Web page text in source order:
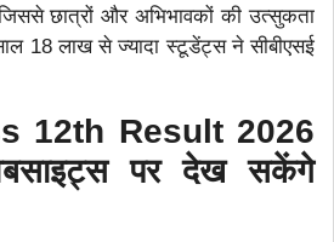
छात्रों और अभिभावकों की उत्सुकता
18 लाख से ज्यादा स्टूडेंट्स ने सीबीएसई
12th Result 2026
पर देख सकेंगे